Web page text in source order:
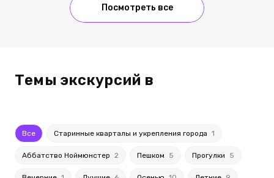
Посмотреть все
Темы экскурсий в
Все Старинные кварталы и укрепления города 1
Аббатство Ноймюнстер 2 Пешком 5 Прогулки 5